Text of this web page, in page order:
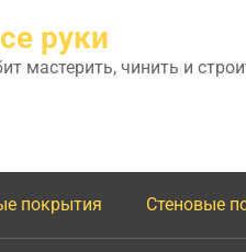
руки
мастерить, чинить и
покрытия Стеновые